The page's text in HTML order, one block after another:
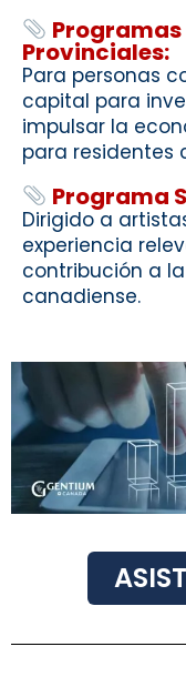
Programas
Provinciales:
Para personas
capital para
impulsar la
para residentes
Programa
Dirigido a
experiencia
contribución a
canadiense.